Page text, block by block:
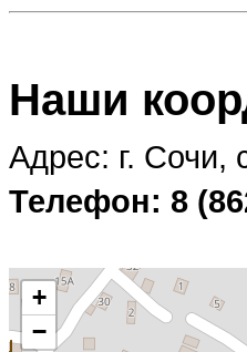
Наши
Адрес: г. Сочи,
Телефон: 8
+
−